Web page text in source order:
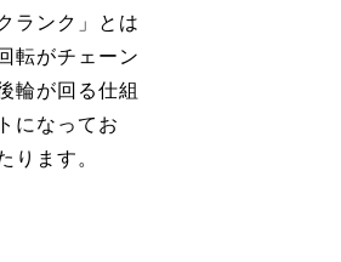
ランク」とは
転がチェーン
輪が回る仕組
になってお
ります。